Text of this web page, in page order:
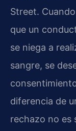
Street.
que un
se niega a
sangre, se
diferencia de
rechazo no es